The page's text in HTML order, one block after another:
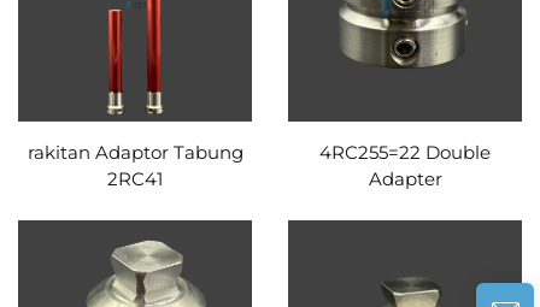
rakitan Adaptor Tabung
2RC41
4RC255=22 Double
Adapter